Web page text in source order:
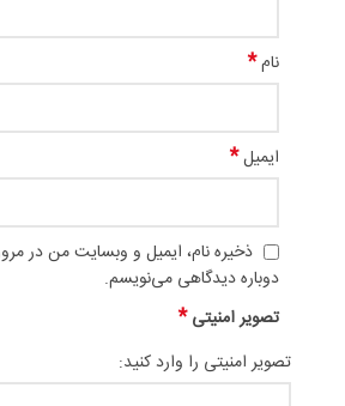
نام*
ایمیل*
ذخیره نام، ایمیل و وبسایت من در
دوباره دیدگاهی می‌نویسم.
تصویر امنیتی*
تصویر امنیتی را وارد کنید: